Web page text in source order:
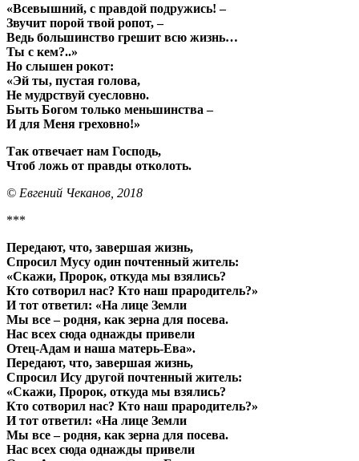
«Всевышний, с правдой подружись! –
Звучит порой твой ропот, –
Ведь большинство грешит всю жизнь…
Ты с кем?..»
Но слышен рокот:
«Эй ты, пустая голова,
Не мудрствуй суесловно.
Быть Богом только меньшинства –
И для Меня греховно!»
Так отвечает нам Господь,
Чтоб ложь от правды отколоть.
© Евгений Чеканов, 2018
***
Передают, что, завершая жизнь,
Спросил Мусу один почтенный житель:
«Скажи, Пророк, откуда мы взялись?
Кто сотворил нас? Кто наш прародитель?»
И тот ответил: «На лице Земли
Мы все – родня, как зерна для посева.
Нас всех сюда однажды привели
Отец-Адам и наша матерь-Ева».
Передают, что, завершая жизнь,
Спросил Ису другой почтенный житель:
«Скажи, Пророк, откуда мы взялись?
Кто сотворил нас? Кто наш прародитель?»
И тот ответил: «На лице Земли
Мы все – родня, как зерна для посева.
Нас всех сюда однажды привели